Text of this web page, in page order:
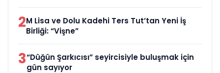
2M Lisa ve Dolu Kadehi Ters Tut’tan Yeni İş
Birliği: “Vişne”
3“Düğün Şarkıcısı” seyircisiyle buluşmak için
gün sayıyor